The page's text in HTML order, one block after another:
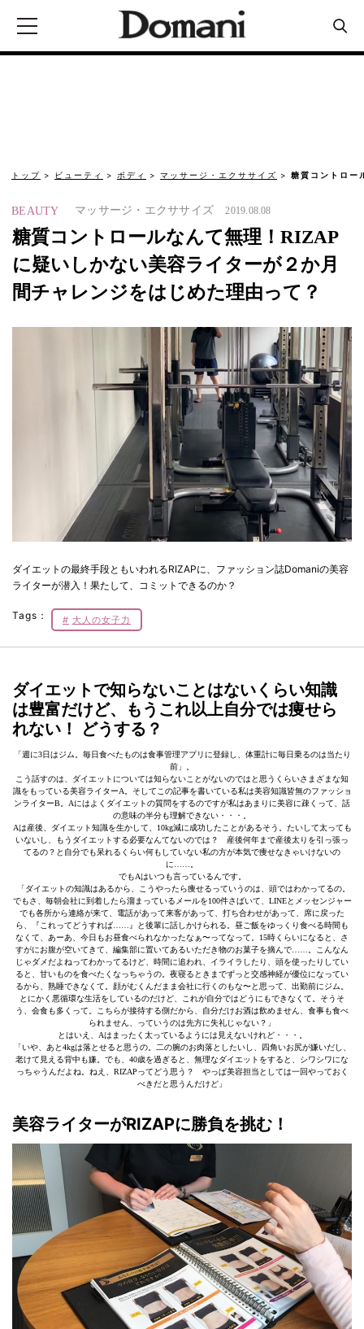
トップ ビューティ ボディ マッサージ・エクササイズ 糖質コントロー
BEAUTY マッサージ・エクササイズ 2019.08.08
糖質コントロールなんて無理！RIZAP
に疑いしかない美容ライターが２か月
間チャレンジをはじめた理由って？
ダイエットの最終手段ともいわれるRIZAPに、ファッション誌Domaniの美容
ライターが潜入！果たして、コミットできるのか？
Tags： 大人の女子力
ダイエットで知らないことはないくらい知識
は豊富だけど、もうこれ以上自分では痩せら
れない！ どうする？
「週に3日はジム。毎日食べたものは食事管理アプリに登録し、体重計に毎日乗るのは当たり
前」。
こう話すのは、ダイエットについては知らないことがないのではと思うくらいさまざまな知
識をもっている美容ライターA。そしてこの記事を書いている私は美容知識皆無のファッショ
ンライターB。Aにはよくダイエットの質問をするのですが私はあまりに美容に疎くって、話
の意味の半分も理解できない・・・。
Aは産後、ダイエット知識を生かして、10kg減に成功したことがあるそう。たいして太っても
いないし、もうダイエットする必要なんてないのでは？ 産後何年まで産後太りを引っ張っ
てるの？と自分でも呆れるくらい何もしていない私の方が本気で痩せなきゃいけないの
に……。
でもAはいつも言っているんです。
「ダイエットの知識はあるから、こうやったら痩せるっていうのは、頭ではわかってるの。
でもさ、毎朝会社に到着したら溜まっているメールを100件さばいて、LINEとメッセンジャー
でも各所から連絡が来て、電話があって来客があって、打ち合わせがあって、席に戻った
ら、『これってどうすれば……』と後輩に話しかけられる。昼ご飯をゆっくり食べる時間も
なくて、あーあ、今日もお昼食べられなかったなぁ〜ってなって。15時くらいになると、さ
すがにお腹が空いてきて、編集部に置いてあるいただき物のお菓子を摘んで……。こんなん
じゃダメだよねってわかってるけど、時間に追われ、イライラしたり、頭を使ったりしてい
ると、甘いものを食べたくなっちゃうの。夜寝るときまでずっと交感神経が優位になってい
るから、熟睡できなくて。顔がむくんだまま会社に行くのもな〜と思って、出勤前にジム。
とにかく悪循環な生活をしているのだけど、これが自分ではどうにもできなくて。そうそ
う、会食も多くって。こちらが接待する側だから、自分だけお酒は飲めません、食事も食べ
られません、っていうのは先方に失礼じゃない？」
とはいえ、Aはまったく太っているようには見えないけれど・・・。
「いや、あと4kgは落とせると思うの。二の腕のお肉落としたいし、四角いお尻が嫌いだし、
老けて見える背中も嫌。でも、40歳を過ぎると、無理なダイエットをすると、シワシワにな
っちゃうんだよね。ねえ、RIZAPってどう思う？ やっぱ美容担当としては一回やっておく
べきだと思うんだけど」
美容ライターがRIZAPに勝負を挑む！